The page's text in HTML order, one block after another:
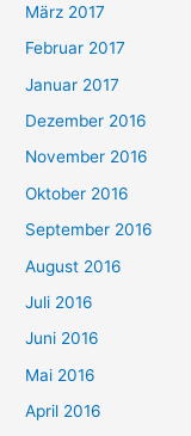
März 2017
Februar 2017
Januar 2017
Dezember 2016
November 2016
Oktober 2016
September 2016
August 2016
Juli 2016
Juni 2016
Mai 2016
April 2016